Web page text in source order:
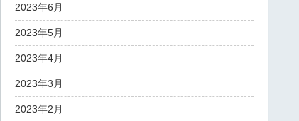
2023年6月
2023年5月
2023年4月
2023年3月
2023年2月